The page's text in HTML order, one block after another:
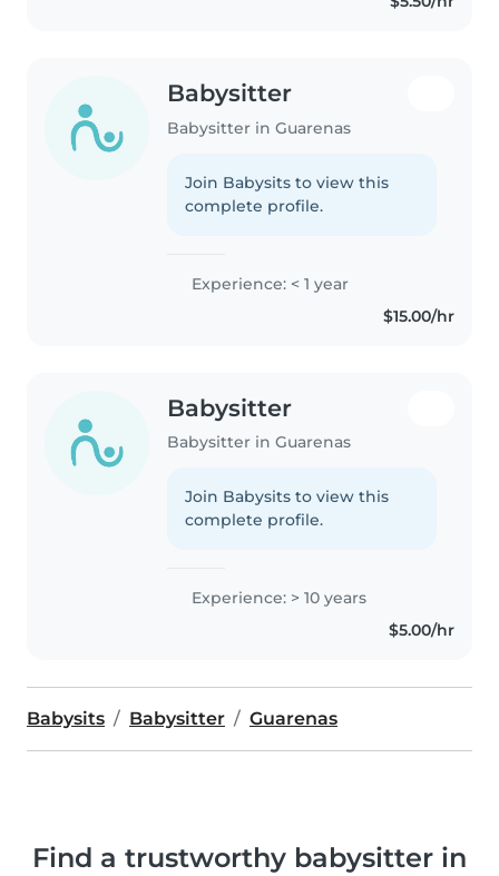
Babysitter
Babysitter in Guarenas
Join Babysits to view this
complete profile.
Experience: < 1 year
$15.00/hr
Babysitter
Babysitter in Guarenas
Join Babysits to view this
complete profile.
Experience: > 10 years
$5.00/hr
Babysits Babysitter Guarenas
Find a trustworthy babysitter in